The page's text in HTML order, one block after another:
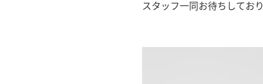
スタッフ一同お待ちしてお